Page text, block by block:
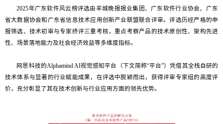
2025年广东软件风云榜评选由羊城晚报报业集团、广东软件行业协会、广东
省大数据协会和广东省信息技术应用创新产业联盟联合评审。评选历经严格的申
报筛选、技术初审与专家终评三重考核，重点考察产品的技术原创性、架构先进
性、场景落地能力及社会经济效益等多维度指标。
网思科技的Alphamind AI视觉感知平台（下文简称“平台”）凭借其全栈自研的
技术体系与显著的行业赋能成果，在评选中脱颖而出，获得评审专家组的高度评
价，充分彰显了其在技术创新与行业应用方面的领先优势。